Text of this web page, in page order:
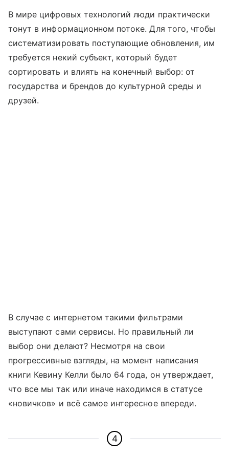
В мире цифровых технологий люди практически
тонут в информационном потоке. Для того, чтобы
систематизировать поступающие обновления, им
требуется некий субъект, который будет
сортировать и влиять на конечный выбор: от
государства и брендов до культурной среды и
друзей.
В случае с интернетом такими фильтрами
выступают сами сервисы. Но правильный ли
выбор они делают? Несмотря на свои
прогрессивные взгляды, на момент написания
книги Кевину Келли было 64 года, он утверждает,
что все мы так или иначе находимся в статусе
«новичков» и всё самое интересное впереди.
4